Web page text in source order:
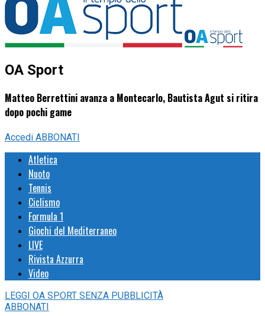
OA Sport
Matteo Berrettini avanza a Montecarlo, Bautista Agut si ritira
dopo pochi game
Accedi ABBONATI
Atletica
Nuoto
Tennis
Ciclismo
Formula 1
Giochi del Mediterraneo
LIVE
Rivista Azzurra
Video
LEGGI OA SPORT SENZA PUBBLICITÀ
ABBONATI